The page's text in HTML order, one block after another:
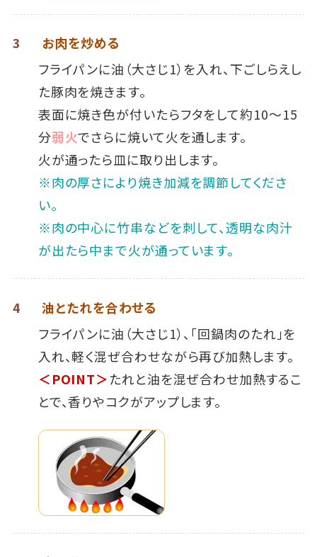
3
お肉を炒める
フライパンに油（大さじ1）を入れ、下ごしらえし
た豚肉を焼きます。
表面に焼き色が付いたらフタをして約10～15
分弱火でさらに焼いて火を通します。
火が通ったら皿に取り出します。
※肉の厚さにより焼き加減を調節してくださ
い。
※肉の中心に竹串などを刺して、透明な肉汁
が出たら中まで火が通っています。
4
油とたれを合わせる
フライパンに油（大さじ1）、「回鍋肉のたれ」を
入れ、軽く混ぜ合わせながら再び加熱します。
＜POINT＞たれと油を混ぜ合わせ加熱するこ
とで、香りやコクがアップします。